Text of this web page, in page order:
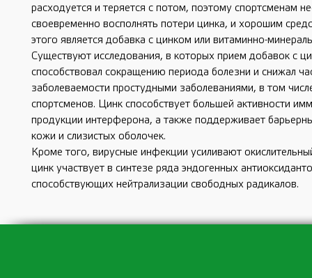
расходуется и теряется с потом, поэтому спортсменам
своевременно восполнять потери цинка, и хорошим
этого является добавка с цинком или витаминно-
Существуют исследования, в которых прием добавок с
способствовал сокращению периода болезни и снижал
заболеваемости простудными заболеваниями, в том
спортсменов. Цинк способствует большей активности
продукции интерферона, а также поддерживает
кожи и слизистых оболочек.
Кроме того, вирусные инфекции усиливают
цинк участвует в синтезе ряда эндогенных
способствующих нейтрализации свободных радикалов.